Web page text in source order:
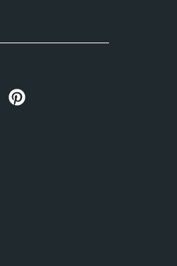
youtube
pinterest